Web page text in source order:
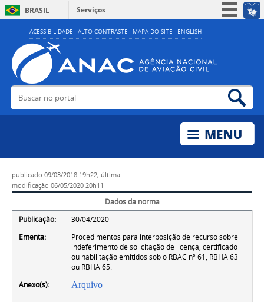
ACESSIBILIDADE ALTO CONTRASTE MAPA DO SITE ENGLISH
BRASIL
Serviços
Simplifique!
Acesso à informação
Legislação
Buscar no portal
publicado 09/03/2018 19h22, última
modificação 06/05/2020 20h11
Dados da norma
Publicação:
30/04/2020
Ementa:
Procedimentos para interposição de recurso sobre
indeferimento de solicitação de licença, certificado
ou habilitação emitidos sob o RBAC nº 61, RBHA 63
ou RBHA 65.
Anexo(s):
Arquivo